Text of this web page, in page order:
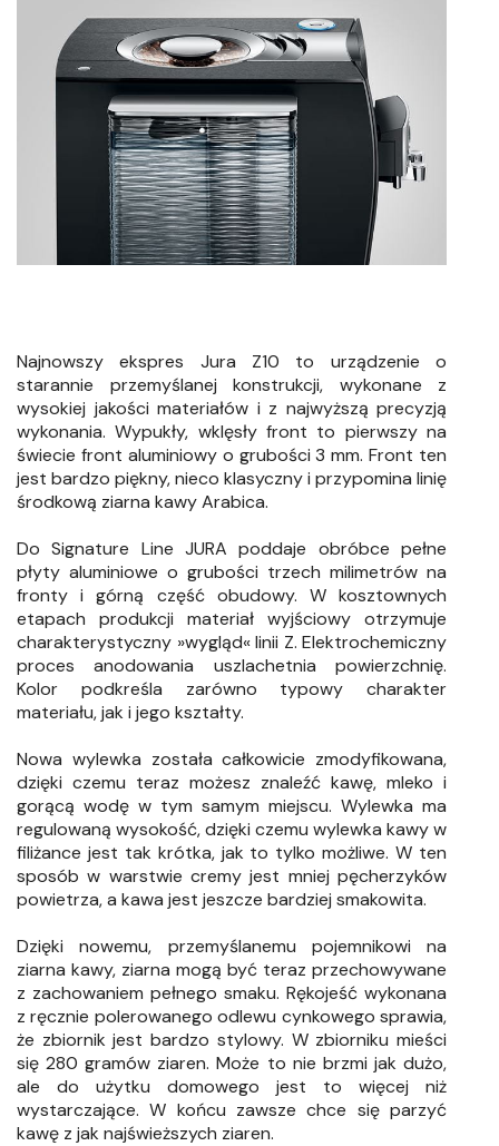
Najnowszy ekspres Jura Z10 to urządzenie o
starannie przemyślanej konstrukcji, wykonane z
wysokiej jakości materiałów i z najwyższą precyzją
wykonania. Wypukły, wklęsły front to pierwszy na
świecie front aluminiowy o grubości 3 mm. Front ten
jest bardzo piękny, nieco klasyczny i przypomina linię
środkową ziarna kawy Arabica.
Do Signature Line JURA poddaje obróbce pełne
płyty aluminiowe o grubości trzech milimetrów na
fronty i górną część obudowy. W kosztownych
etapach produkcji materiał wyjściowy otrzymuje
charakterystyczny »wygląd« linii Z. Elektrochemiczny
proces anodowania uszlachetnia powierzchnię.
Kolor podkreśla zarówno typowy charakter
materiału, jak i jego kształty.
Nowa wylewka została całkowicie zmodyfikowana,
dzięki czemu teraz możesz znaleźć kawę, mleko i
gorącą wodę w tym samym miejscu. Wylewka ma
regulowaną wysokość, dzięki czemu wylewka kawy w
filiżance jest tak krótka, jak to tylko możliwe. W ten
sposób w warstwie cremy jest mniej pęcherzyków
powietrza, a kawa jest jeszcze bardziej smakowita.
Dzięki nowemu, przemyślanemu pojemnikowi na
ziarna kawy, ziarna mogą być teraz przechowywane
z zachowaniem pełnego smaku. Rękojeść wykonana
z ręcznie polerowanego odlewu cynkowego sprawia,
że zbiornik jest bardzo stylowy. W zbiorniku mieści
się 280 gramów ziaren. Może to nie brzmi jak dużo,
ale do użytku domowego jest to więcej niż
wystarczające. W końcu zawsze chce się parzyć
kawę z jak najświeższych ziaren.